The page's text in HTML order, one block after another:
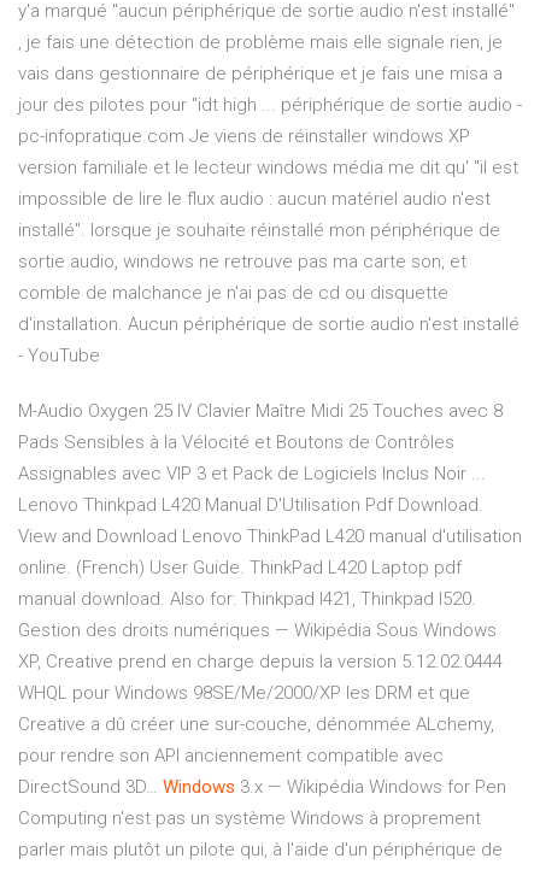
y'a marqué "aucun périphérique de sortie audio n'est installé"
, je fais une détection de problème mais elle signale rien, je
vais dans gestionnaire de périphérique et je fais une misa a
jour des pilotes pour "idt high ... périphérique de sortie audio -
pc-infopratique.com Je viens de réinstaller windows XP
version familiale et le lecteur windows média me dit qu' "il est
impossible de lire le flux audio : aucun matériel audio n'est
installé". lorsque je souhaite réinstallé mon périphérique de
sortie audio, windows ne retrouve pas ma carte son, et
comble de malchance je n'ai pas de cd ou disquette
d'installation. Aucun périphérique de sortie audio n'est installé
- YouTube
M-Audio Oxygen 25 IV Clavier Maître Midi 25 Touches avec 8
Pads Sensibles à la Vélocité et Boutons de Contrôles
Assignables avec VIP 3 et Pack de Logiciels Inclus Noir ...
Lenovo Thinkpad L420 Manual D'Utilisation Pdf Download.
View and Download Lenovo ThinkPad L420 manual d'utilisation
online. (French) User Guide. ThinkPad L420 Laptop pdf
manual download. Also for: Thinkpad l421, Thinkpad l520.
Gestion des droits numériques — Wikipédia Sous Windows
XP, Creative prend en charge depuis la version 5.12.02.0444
WHQL pour Windows 98SE/Me/2000/XP les DRM et que
Creative a dû créer une sur-couche, dénommée ALchemy,
pour rendre son API anciennement compatible avec
DirectSound 3D… Windows 3.x — Wikipédia Windows for Pen
Computing n'est pas un système Windows à proprement
parler mais plutôt un pilote qui, à l'aide d'un périphérique de